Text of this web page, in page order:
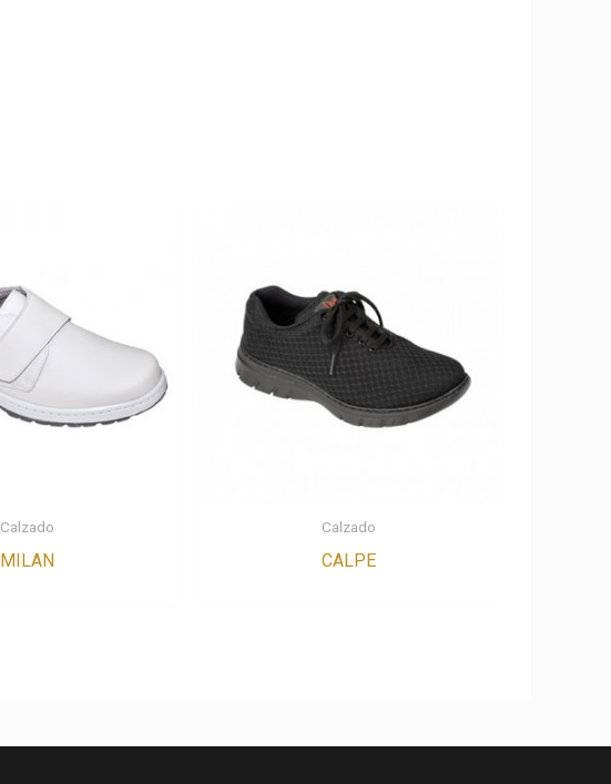
Calzado
MILAN
Calzado
CALPE